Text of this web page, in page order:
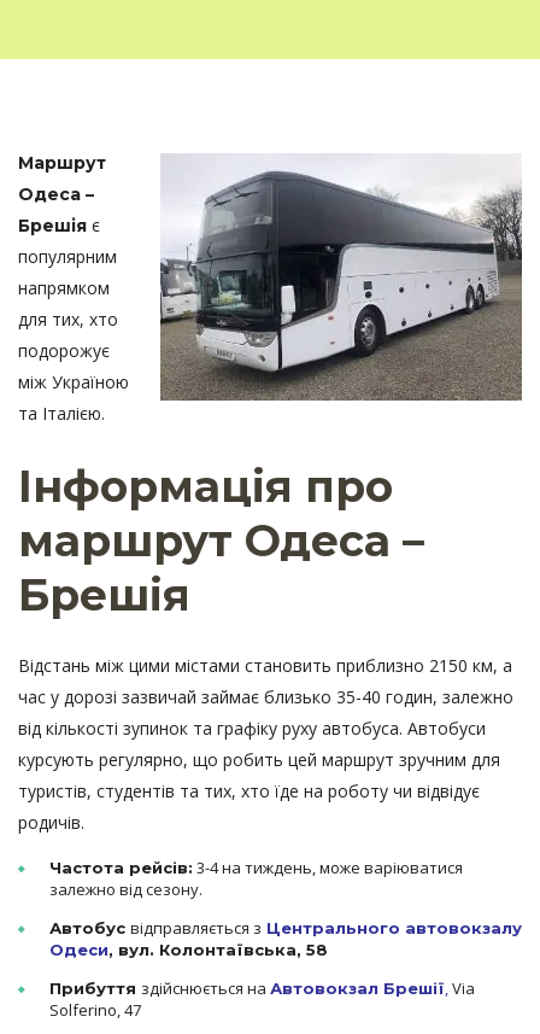
Маршрут
Одеса –
Брешія є
популярним
напрямком
для тих, хто
подорожує
між Україною
та Італією.
Інформація про
маршрут Одеса –
Брешія
Відстань між цими містами становить приблизно 2150 км, а
час у дорозі зазвичай займає близько 35-40 годин, залежно
від кількості зупинок та графіку руху автобуса. Автобуси
курсують регулярно, що робить цей маршрут зручним для
туристів, студентів та тих, хто їде на роботу чи відвідує
родичів.
Частота рейсів: 3-4 на тиждень, може варіюватися
залежно від сезону.
Автобус відправляється з Центрального автовокзалу
Одеси, вул. Колонтаївська, 58
Прибуття здійснюється на Автовокзал Брешії,Via
Solferino, 47